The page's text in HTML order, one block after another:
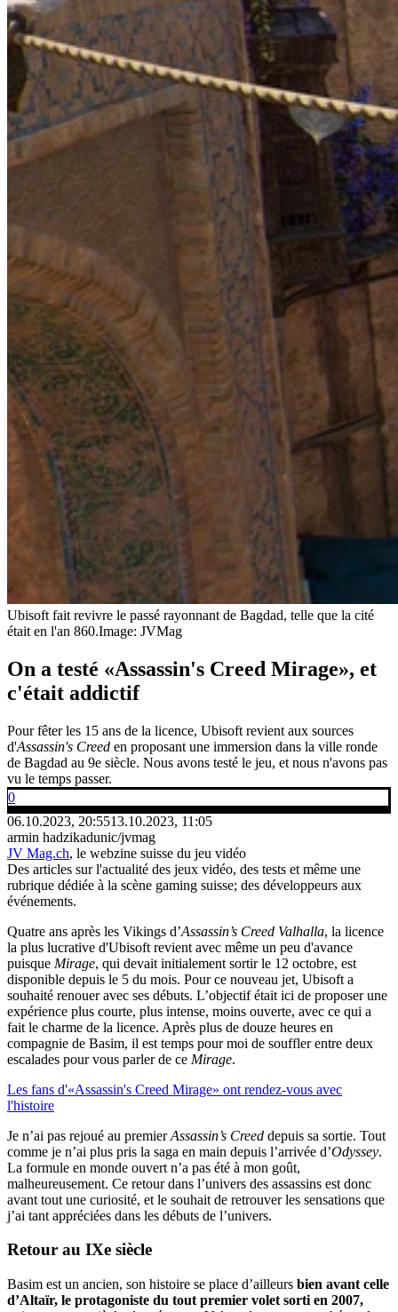
Ubisoft fait revivre le passé rayonnant de Bagdad, telle que la cité
était en l'an 860.Image: JVMag
On a testé «Assassin's Creed Mirage», et
c'était addictif
Pour fêter les 15 ans de la licence, Ubisoft revient aux sources
d'Assassin's Creed en proposant une immersion dans la ville ronde
de Bagdad au 9e siècle. Nous avons testé le jeu, et nous n'avons pas
vu le temps passer.
0
06.10.2023, 20:5513.10.2023, 11:05
armin hadzikadunic/jvmag
JV Mag.ch, le webzine suisse du jeu vidéo
Des articles sur l'actualité des jeux vidéo, des tests et même une
rubrique dédiée à la scène gaming suisse; des développeurs aux
événements.
Quatre ans après les Vikings d’Assassin’s Creed Valhalla, la licence
la plus lucrative d'Ubisoft revient avec même un peu d'avance
puisque Mirage, qui devait initialement sortir le 12 octobre, est
disponible depuis le 5 du mois. Pour ce nouveau jet, Ubisoft a
souhaité renouer avec ses débuts. L’objectif était ici de proposer une
expérience plus courte, plus intense, moins ouverte, avec ce qui a
fait le charme de la licence. Après plus de douze heures en
compagnie de Basim, il est temps pour moi de souffler entre deux
escalades pour vous parler de ce Mirage.
Les fans d'«Assassin's Creed Mirage» ont rendez-vous avec
l'histoire
Je n’ai pas rejoué au premierAssassin’s Creed depuis sa sortie. Tout
comme je n’ai plus pris la saga en main depuis l’arrivée d’Odyssey.
La formule en monde ouvert n’a pas été à mon goût,
malheureusement. Ce retour dans l’univers des assassins est donc
avant tout une curiosité, et le souhait de retrouver les sensations que
j’ai tant appréciées dans les débuts de l’univers.
Retour au IXe siècle
Basim est un ancien, son histoire se place d’ailleurs bien avant celle
d’Altaïr, le protagoniste du tout premier volet sorti en 2007,